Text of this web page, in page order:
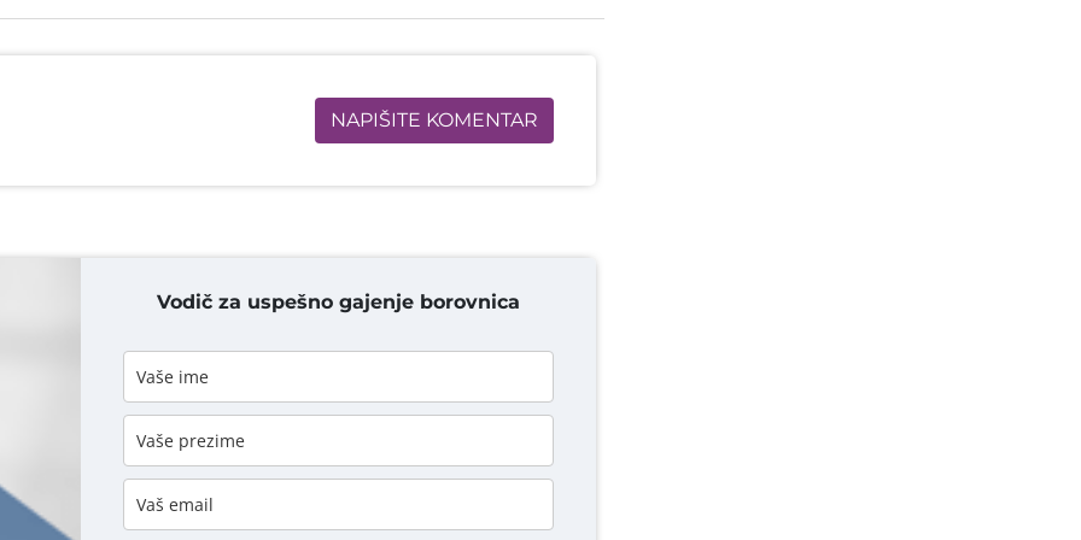
NAPIŠITE KOMENTAR
KOMENTAR
Vodič za uspešno gajenje borovnica